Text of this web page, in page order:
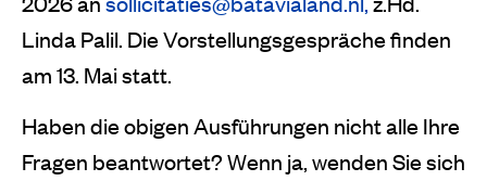
Linda Palil. Die Vorstellungsgespräche finden
am 13. Mai statt.
Haben die obigen Ausführungen nicht alle Ihre
Fragen beantwortet? Wenn ja, wenden Sie sich